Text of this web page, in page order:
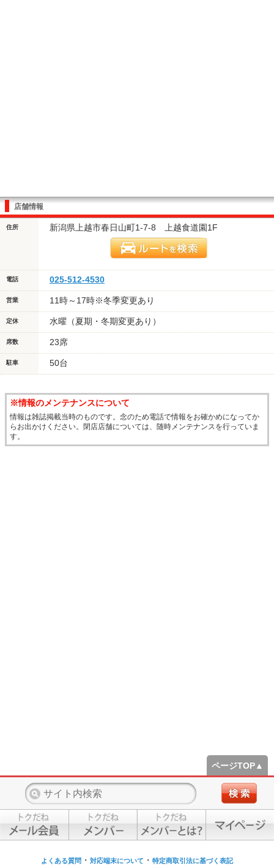
店舗情報
住所 新潟県上越市春日山町1-7-8 上越食道園1F
電話 025-512-4530
営業 11時～17時※冬季変更あり
定休 水曜（夏期・冬期変更あり）
席数 23席
駐車 50台
※情報のメンテナンスについて
情報は雑誌掲載当時のものです。念のため電話で情報をお確かめになってか
らお出かけください。閉店店舗については、随時メンテナンスを行っていま
す。
ページTOP▲
よくある質問 ・ 対応端末について ・ 特定商取引法に基づく表記